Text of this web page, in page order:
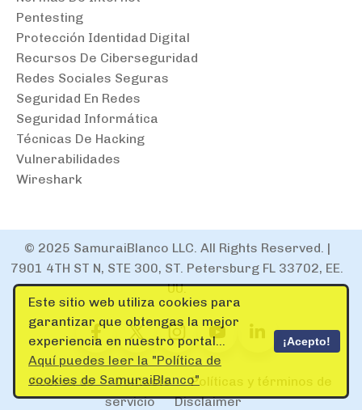
Este sitio web utiliza cookies para
garantizar que obtengas la mejor
experiencia en nuestro portal...
Aquí puedes leer la "Política de
cookies de SamuraiBlanco"
¡Acepto!
Pentesting
Protección Identidad Digital
Recursos De Ciberseguridad
Redes Sociales Seguras
Seguridad En Redes
Seguridad Informática
Técnicas De Hacking
Vulnerabilidades
Wireshark
© 2025 SamuraiBlanco LLC. All Rights Reserved. |
7901 4TH ST N, STE 300, ST. Petersburg FL 33702, EE.
UU.
Acerca de Contacto
Políticas y términos de
servicio
Disclaimer